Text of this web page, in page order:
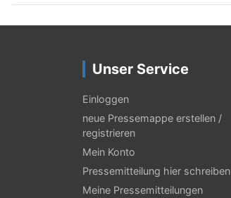
Unser Service
Einloggen
neue Pressemappe erstellen /
registrieren
Mein Konto
Pressemitteilung hier schreiben
Meine Pressemitteilungen